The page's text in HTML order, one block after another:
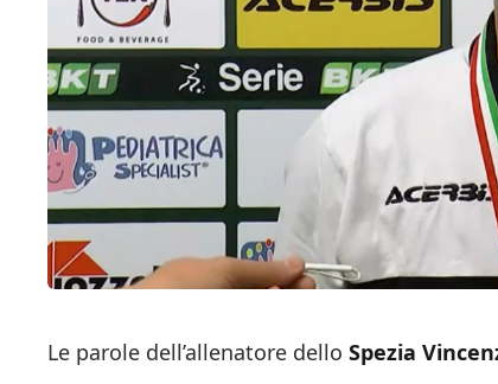
Le parole dell’allenatore dello Spezia